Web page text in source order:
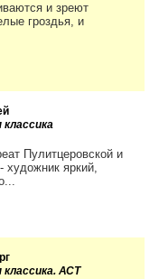
и зреют
гроздья, и
Пулитцеровской и
художник яркий,
классика. АСТ